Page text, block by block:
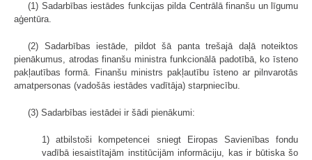
(1) Sadarbības iestādes funkcijas pilda Centrālā finanšu un līgumu
aģentūra.
(2) Sadarbības iestāde, pildot šā panta trešajā daļā noteiktos
pienākumus, atrodas finanšu ministra funkcionālā padotībā, ko īsteno
pakļautības formā. Finanšu ministrs pakļautību īsteno ar pilnvarotās
amatpersonas (vadošās iestādes vadītāja) starpniecību.
(3) Sadarbības iestādei ir šādi pienākumi:
1) atbilstoši kompetencei sniegt Eiropas Savienības fondu
vadībā iesaistītajām institūcijām informāciju, kas ir būtiska šo